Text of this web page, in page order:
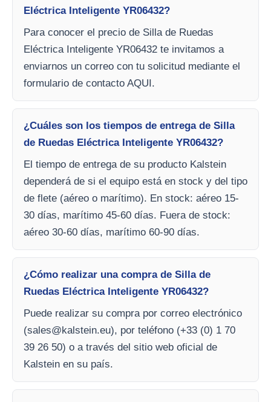
Eléctrica Inteligente YR06432?
Para conocer el precio de Silla de Ruedas
Eléctrica Inteligente YR06432 te invitamos a
enviarnos un correo con tu solicitud mediante el
formulario de contacto AQUI.
¿Cuáles son los tiempos de entrega de Silla
de Ruedas Eléctrica Inteligente YR06432?
El tiempo de entrega de su producto Kalstein
dependerá de si el equipo está en stock y del tipo
de flete (aéreo o marítimo). En stock: aéreo 15-
30 días, marítimo 45-60 días. Fuera de stock:
aéreo 30-60 días, marítimo 60-90 días.
¿Cómo realizar una compra de Silla de
Ruedas Eléctrica Inteligente YR06432?
Puede realizar su compra por correo electrónico
(sales@kalstein.eu), por teléfono (+33 (0) 1 70
39 26 50) o a través del sitio web oficial de
Kalstein en su país.